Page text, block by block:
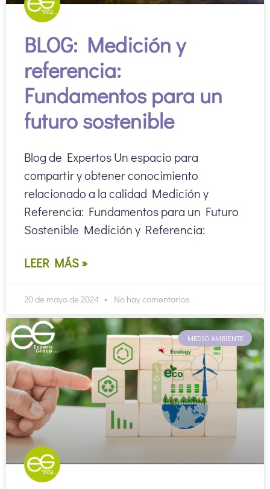
BLOG: Medición y
referencia:
Fundamentos para un
futuro sostenible
Blog de Expertos Un espacio para
compartir y obtener conocimiento
relacionado a la calidad Medición y
Referencia: Fundamentos para un Futuro
Sostenible Medición y Referencia:
LEER MÁS »
20 de mayo de 2024 No hay comentarios
MEDIO AMBIENTE